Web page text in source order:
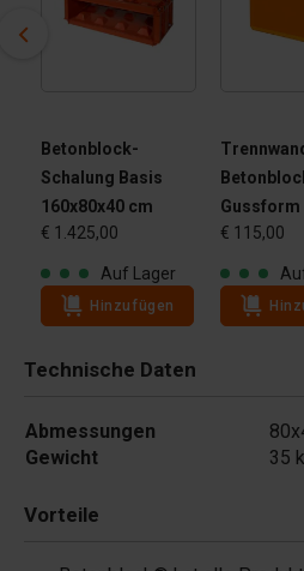
Betonblock-
Schalung Basis
160x80x40 cm
€ 1.425,00
Auf Lager
Hinzufügen
Gussform
€ 115,00
Technische Daten
Abmessungen
Gewicht
35
Vorteile